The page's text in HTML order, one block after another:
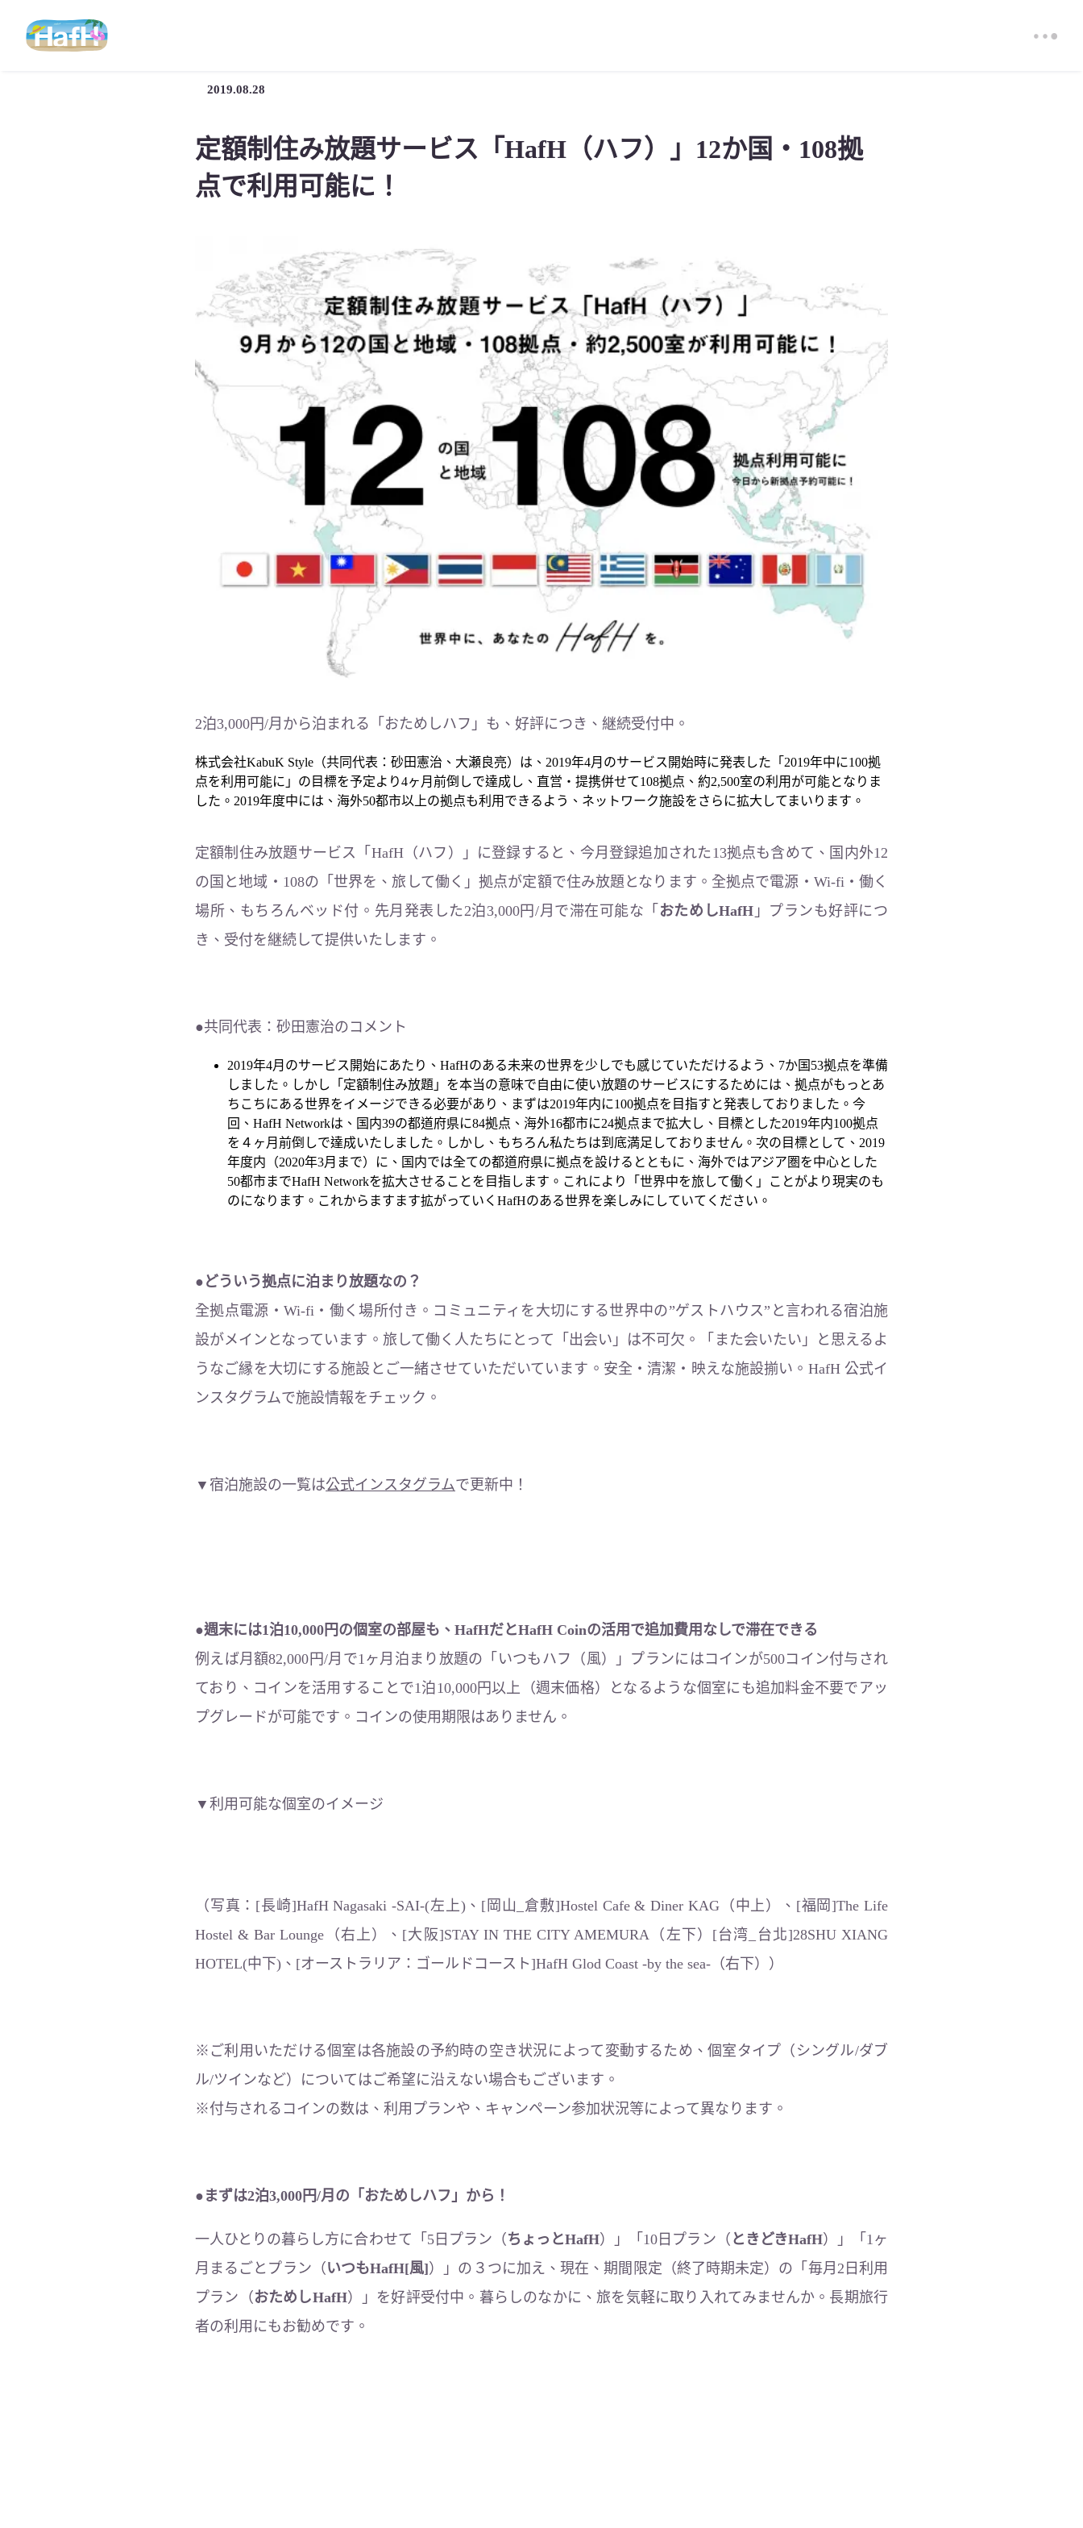
2019.08.28
定額制住み放題サービス「HafH（ハフ）」12か国・108拠
点で利用可能に！
2泊3,000円/月から泊まれる「おためしハフ」も、好評につき、継続受付中。
株式会社KabuK Style（共同代表：砂田憲治、大瀬良亮）は、2019年4月のサービス開始時に発表した「2019年中に100拠
点を利用可能に」の目標を予定より4ヶ月前倒しで達成し、直営・提携併せて108拠点、約2,500室の利用が可能となりま
した。2019年度中には、海外50都市以上の拠点も利用できるよう、ネットワーク施設をさらに拡大してまいります。
定額制住み放題サービス「HafH（ハフ）」に登録すると、今月登録追加された13拠点も含めて、国内外12
の国と地域・108の「世界を、旅して働く」拠点が定額で住み放題となります。全拠点で電源・Wi-fi・働く
場所、もちろんベッド付。先月発表した2泊3,000円/月で滞在可能な「 おためしHafH 」プランも好評につ
き、受付を継続して提供いたします。
●共同代表：砂田憲治のコメント
2019年4月のサービス開始にあたり、HafHのある未来の世界を少しでも感じていただけるよう、7か国53拠点を準備
しました。しかし「定額制住み放題」を本当の意味で自由に使い放題のサービスにするためには、拠点がもっとあ
ちこちにある世界をイメージできる必要があり、まずは2019年内に100拠点を目指すと発表しておりました。今
回、HafH Networkは、国内39の都道府県に84拠点、海外16都市に24拠点まで拡大し、目標とした2019年内100拠点
を４ヶ月前倒しで達成いたしました。しかし、もちろん私たちは到底満足しておりません。次の目標として、2019
年度内（2020年3月まで）に、国内では全ての都道府県に拠点を設けるとともに、海外ではアジア圏を中心とした
50都市までHafH Networkを拡大させることを目指します。これにより「世界中を旅して働く」ことがより現実のも
のになります。これからますます拡がっていくHafHのある世界を楽しみにしていてください。
●どういう拠点に泊まり放題なの？
全拠点電源・Wi-fi・働く場所付き。コミュニティを大切にする世界中の”ゲストハウス”と言われる宿泊施
設がメインとなっています。旅して働く人たちにとって「出会い」は不可欠。「また会いたい」と思えるよ
うなご縁を大切にする施設とご一緒させていただいています。安全・清潔・映えな施設揃い。HafH 公式イ
ンスタグラムで施設情報をチェック。
▼宿泊施設の一覧は公式インスタグラムで更新中！
●週末には1泊10,000円の個室の部屋も、HafHだとHafH Coinの活用で追加費用なしで滞在できる
例えば月額82,000円/月で1ヶ月泊まり放題の「いつもハフ（風）」プランにはコインが500コイン付与され
ており、コインを活用することで1泊10,000円以上（週末価格）となるような個室にも追加料金不要でアッ
プグレードが可能です。コインの使用期限はありません。
▼利用可能な個室のイメージ
（写真：[長崎]HafH Nagasaki -SAI-(左上)、[岡山_倉敷]Hostel Cafe & Diner KAG（中上）、[福岡]The Life
Hostel & Bar Lounge（右上）、[大阪]STAY IN THE CITY AMEMURA（左下）[台湾_台北]28SHU XIANG
HOTEL(中下)、[オーストラリア：ゴールドコースト]HafH Glod Coast -by the sea-（右下））
※ご利用いただける個室は各施設の予約時の空き状況によって変動するため、個室タイプ（シングル/ダブ
ル/ツインなど）についてはご希望に沿えない場合もございます。
※付与されるコインの数は、利用プランや、キャンペーン参加状況等によって異なります。
●まずは2泊3,000円/月の「おためしハフ」から！
一人ひとりの暮らし方に合わせて「5日プラン（ちょっとHafH）」「10日プラン（ ときどきHafH）」「1ヶ
月まるごとプラン（いつもHafH[風]）」の３つに加え、現在、期間限定（終了時期未定）の「毎月2日利用
プラン（おためしHafH）」を好評受付中。暮らしのなかに、旅を気軽に取り入れてみませんか。長期旅行
者の利用にもお勧めです。